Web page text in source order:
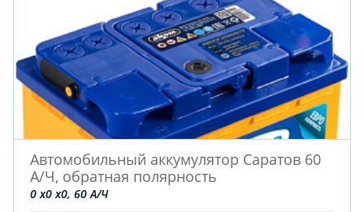
Автомобильный аккумулятор Саратов 60
А/Ч, обратная полярность
0 x0 x0, 60 А/Ч